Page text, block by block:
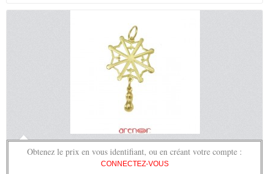
Obtenez le prix en vous identifiant, ou en créant votre compte :
CONNECTEZ-VOUS